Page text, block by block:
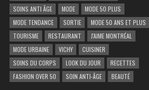
SOINS ANTI ÂGE
MODE
MODE 50 PLUS
MODE TENDANCE
SORTIE
MODE 50 ANS ET PLUS
TOURISME
RESTAURANT
J'AIME MONTRÉAL
MODE URBAINE
VICHY
CUISINER
SOINS DU CORPS
LOOK DU JOUR
RECETTES
FASHION OVER 50
SOIN ANTI-ÂGE BEAUTÉ